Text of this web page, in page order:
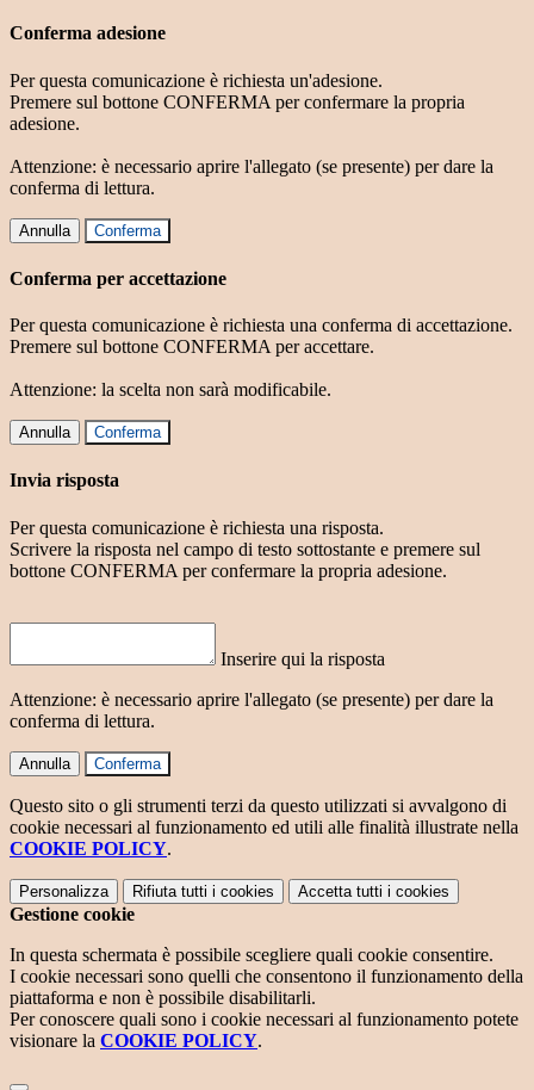
Conferma adesione
Per questa comunicazione è richiesta un'adesione.
Premere sul bottone CONFERMA per confermare la propria
adesione.
Attenzione: è necessario aprire l'allegato (se presente) per dare la
conferma di lettura.
Annulla Conferma
Conferma per accettazione
Per questa comunicazione è richiesta una conferma di accettazione.
Premere sul bottone CONFERMA per accettare.
Attenzione: la scelta non sarà modificabile.
Annulla Conferma
Invia risposta
Per questa comunicazione è richiesta una risposta.
Scrivere la risposta nel campo di testo sottostante e premere sul
bottone CONFERMA per confermare la propria adesione.
Inserire qui la risposta
Attenzione: è necessario aprire l'allegato (se presente) per dare la
conferma di lettura.
Annulla Conferma
Questo sito o gli strumenti terzi da questo utilizzati si avvalgono di
cookie necessari al funzionamento ed utili alle finalità illustrate nella
COOKIE POLICY.
Personalizza Rifiuta tutti i cookies Accetta tutti i cookies
Gestione cookie
In questa schermata è possibile scegliere quali cookie consentire.
I cookie necessari sono quelli che consentono il funzionamento della
piattaforma e non è possibile disabilitarli.
Per conoscere quali sono i cookie necessari al funzionamento potete
visionare la COOKIE POLICY.